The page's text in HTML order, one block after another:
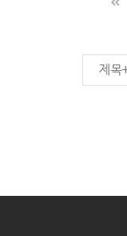
제목